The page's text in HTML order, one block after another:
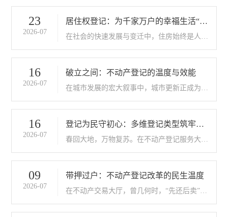
所愿也。”在中国人的传统观念里，一所房子
不仅是一个遮风挡雨的空间，更是家庭情感的
凝聚与心灵栖息的家园。随着时光的..
23
2026-07
居住权登记：为千家万户的幸福生活“加
码”
在社会的快速发展与变迁中，住房始终是人民
挡雨的物理空间，更是承载家庭温暖、寄托生
活希望的精神家园。随着法治理念的不断深化
与不动产登记制度的持续完善，一项温暖..
16
2026-07
破立之间：不动产登记的温度与效能
在城市发展的宏大叙事中，城市更新正成为推
规划既定，那些承载着旧时记忆的房屋与土
地，便需在时代的脉动中完成最后的使命——
通过产权注销，为城市的华丽转身腾出空间..
16
2026-07
登记为民守初心：多维登记类型筑牢财
产权益保护网
春回大地，万物复苏。在不动产登记服务大厅
地办理着各类登记业务。这看似平常的场景背
后，是一张由多种登记类型编织而成的财产权
益保护网络，正日益完善地守护着千家万..
09
2026-07
带押过户：不动产登记改革的民生温度
在不动产交易大厅，曾几何时，“先还后卖”是
大笔资金还清贷款，买方要经历漫长的等待与